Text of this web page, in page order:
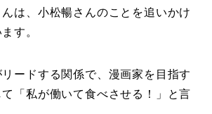
は、小松暢さんのことを追いかけ
す。
ードする関係で、 漫画家を目指す
「私が働いて食べさせる！」と言